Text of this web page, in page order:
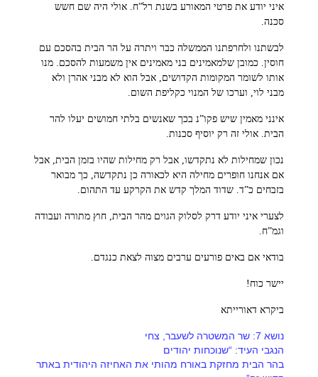
איני יודע את פרטי המאורע בשנת רל”ח. אולי היה שם חשש
סכנה.
לבשתנו ולחרפתנו הממשלה כבר ויתרה על הר הבית בהסכם עם
חוסין. כמובן שלמאמינים בני מאמינים אין משמעות להסכם. מנו
אותו לשומר המקומות הקדושים, אבל הוא לא מבני אהרן ולא
מבני לוי, וערכו של המנוי כקליפת השום.
אינני מאמין שיש פקו”נ בכך שאנשים בלתי חמושים יעלו להר
הבית. אולי זה רק יוסיף סכנות.
נכון שמחילות לא נתקדשו, אבל רק מחילות שהיו בזמן הבית, אבל
אם אנחנו חופרים מחילה היא לכאורה כן נתקדשה, כך מבואר
בזבחים כ”ד. שדוד המלך קדש את הקרקע עד התהום.
לצערי איני יודע דרק לסלוק הגוים מהר הבית, חוץ מתורה ועבודה
וגמ”ח.
בודאי אם באים פורעים ערבים מצוה לצאת כנגדם.
יישר כוח!
ביקרא דאורייתא
נושא 7: שר המשטרה לשעבר, צחי
הנגבי העיד: “שנוכחות יהודים
בהר הבית מחזקת באורח מהותי את האחיזה היהודית באתר